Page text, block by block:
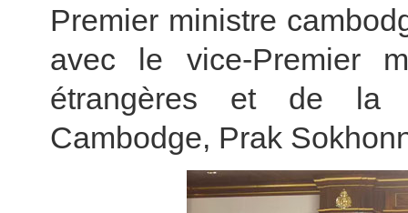
Premier ministre
avec le vice-Premier
étrangères et de la
Cambodge, Prak